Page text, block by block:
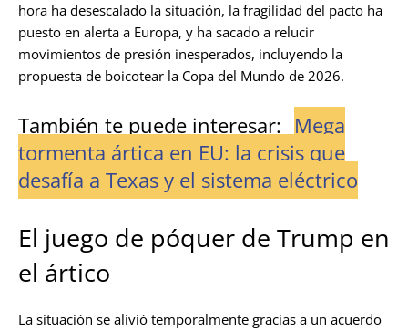
hora ha desescalado la situación, la fragilidad del pacto ha
puesto en alerta a Europa, y ha sacado a relucir
movimientos de presión inesperados, incluyendo la
propuesta de boicotear la Copa del Mundo de 2026.
También te puede interesar: Mega
tormenta ártica en EU: la crisis que
desafía a Texas y el sistema eléctrico
El juego de póquer de Trump en
el ártico
La situación se alivió temporalmente gracias a un acuerdo